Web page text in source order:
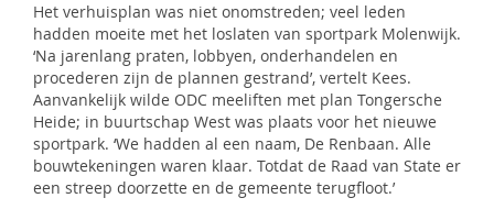
Het verhuisplan was niet onomstreden; veel leden
hadden moeite met het loslaten van sportpark Molenwijk.
‘Na jarenlang praten, lobbyen, onderhandelen en
procederen zijn de plannen gestrand’, vertelt Kees.
Aanvankelijk wilde ODC meeliften met plan Tongersche
Heide; in buurtschap West was plaats voor het nieuwe
sportpark. ‘We hadden al een naam, De Renbaan. Alle
bouwtekeningen waren klaar. Totdat de Raad van State er
een streep doorzette en de gemeente terugfloot.’